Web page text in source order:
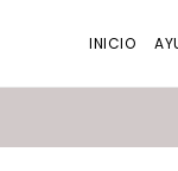
INICIO